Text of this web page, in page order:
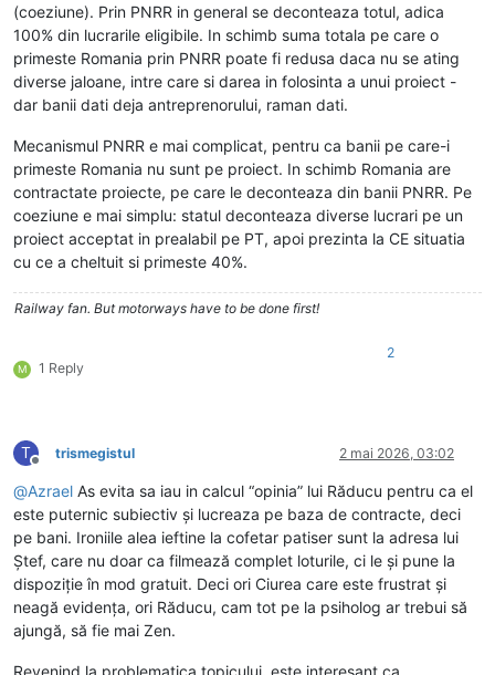
(coeziune). Prin PNRR in general se deconteaza totul, adica
100% din lucrarile eligibile. In schimb suma totala pe care o
primeste Romania prin PNRR poate fi redusa daca nu se ating
diverse jaloane, intre care si darea in folosinta a unui proiect -
dar banii dati deja antreprenorului, raman dati.
Mecanismul PNRR e mai complicat, pentru ca banii pe care-i
primeste Romania nu sunt pe proiect. In schimb Romania are
contractate proiecte, pe care le deconteaza din banii PNRR. Pe
coeziune e mai simplu: statul deconteaza diverse lucrari pe un
proiect acceptat in prealabil pe PT, apoi prezinta la CE situatia
cu ce a cheltuit si primeste 40%.
Railway fan. But motorways have to be done first!
M 1 Reply
2
T
Deconectat
trismegistul 2 mai 2026, 03:02
@Azrael As evita sa iau in calcul “opinia” lui Răducu pentru ca el
este puternic subiectiv și lucreaza pe baza de contracte, deci
pe bani. Ironiile alea ieftine la cofetar patiser sunt la adresa lui
Ștef, care nu doar ca filmează complet loturile, ci le și pune la
dispoziție în mod gratuit. Deci ori Ciurea care este frustrat și
neagă evidența, ori Răducu, cam tot pe la psiholog ar trebui să
ajungă, să fie mai Zen.
Revenind la problematica topicului, este interesant ca